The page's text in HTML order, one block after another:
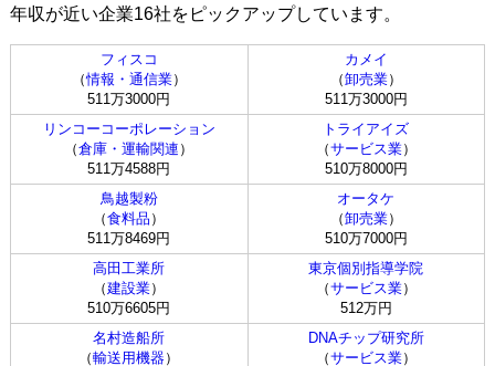
年収が近い企業16社をピックアップしています。
フィスコ
（情報・通信業）
511万3000円
カメイ
（卸売業）
511万3000円
リンコーコーポレーション
（倉庫・運輸関連 ）
511万4588円
トライアイズ
（サービス業）
510万8000円
鳥越製粉
（食料品 ）
511万8469円
オータケ
（卸売業）
510万7000円
高田工業所
（建設業）
510万6605円
東京個別指導学院
（サービス業）
512万円
名村造船所
（輸送用機器）
DNAチップ研究所
（サービス業）